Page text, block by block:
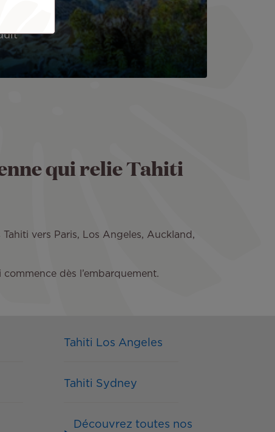
qui relie Tahiti
vers Paris, Los Angeles, Auckland,
dès l’embarquement.
Tahiti Los Angeles
Tahiti Sydney
Découvrez toutes nos